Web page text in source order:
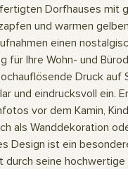
Dorfhauses mit
und warmen
einen
für Ihre Wohn- und
Druck auf
und eindrucksvoll ein.
vor dem Kamin,
als Wanddekoration
Design ist ein
durch seine